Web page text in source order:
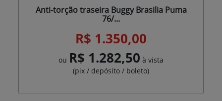
Anti-torção traseira Buggy Brasilia Puma
76/...
R$ 1.350,00
ou R$ 1.282,50 à vista
(pix / depósito / boleto)